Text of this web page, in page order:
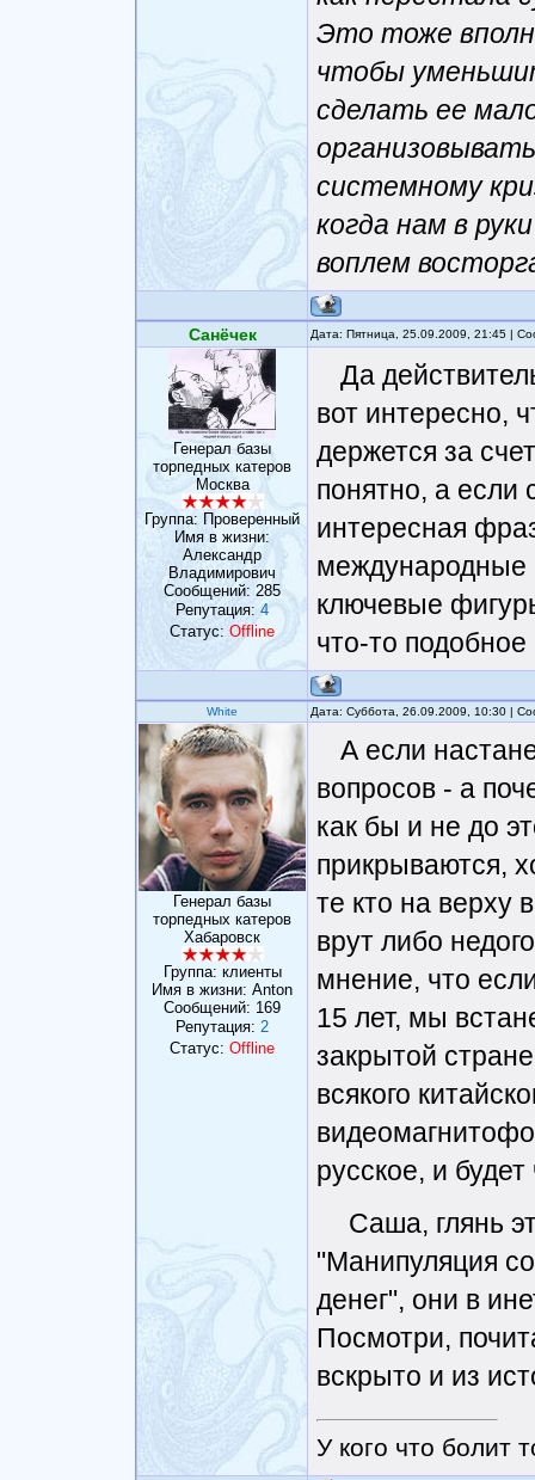
Это тоже
чтобы
сделать ее
системному
когда нам в
воплем
Санёчек Дата: Пятница, 25.09.2009, 21:45 |
Генерал базы
торпедных катеров
Москва
Группа: Проверенный
Имя в жизни:
Александр
Владимирович
Сообщений: 285
Репутация: 4
Статус: Offline
Да
вот интересно,
держется за
понятно, а если
интересная
международные
ключевые
что-то
White Дата: Суббота, 26.09.2009, 10:30 |
Генерал базы
торпедных катеров
Хабаровск
Группа: клиенты
Имя в жизни: Anton
Сообщений: 169
Репутация: 2
Статус: Offline
А если
вопросов - а
как бы и не до
прикрываются,
те кто на верху
врут либо
мнение, что
15 лет, мы
закрытой
всякого
русское, и
Саша, глянь
"Манипуляция
денег", они в
Посмотри,
вскрыто и из
У кого что болит